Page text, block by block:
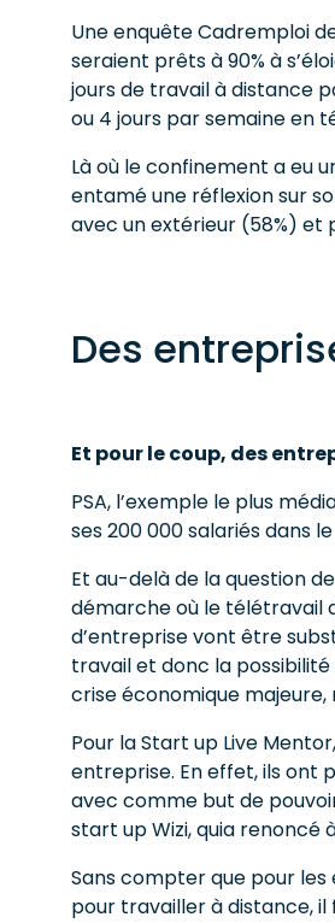
Une enquête Cadremploi
seraient prêts à 90% à
jours de travail à distance
ou 4 jours par semaine en
Là où le confinement a eu
entamé une réflexion sur
avec un extérieur (58%) et
Des
Et pour le coup, des
PSA, l’exemple le plus
ses 200 000 salariés dans
Et au-delà de la question
démarche où le télétravail
d’entreprise vont être
travail et donc la
crise économique majeure,
Pour la Start up Live
entreprise. En effet, ils ont
avec comme but de
start up Wizi, quia renoncé
Sans compter que pour
pour travailler à distance,